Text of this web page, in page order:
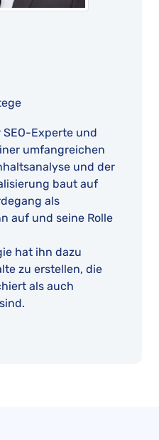
Experte und
umfangreichen
und der
baut auf
als
auf und seine Rolle
hat ihn dazu
zu erstellen, die
als auch